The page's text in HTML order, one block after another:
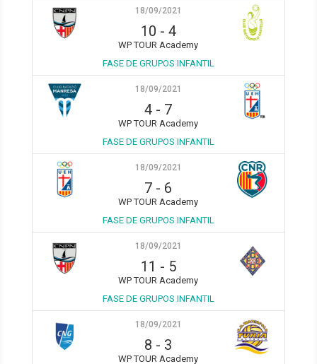
18/09/2021
10 - 4
WP TOUR Academy
FASE DE GRUPOS INFANTIL
18/09/2021
4 - 7
WP TOUR Academy
FASE DE GRUPOS INFANTIL
18/09/2021
7 - 6
WP TOUR Academy
FASE DE GRUPOS INFANTIL
18/09/2021
11 - 5
WP TOUR Academy
FASE DE GRUPOS INFANTIL
18/09/2021
8 - 3
WP TOUR Academy